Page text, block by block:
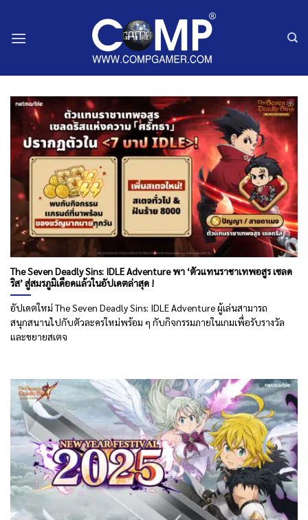
The Seven Deadly Sins: IDLE Adventure พา ‘ตัวแทนราชาเทพอสูร เซลด
ริส’ สู่สมรภูมิเดือดแล้วในอัปเดตล่าสุด !
อัปเดตใหม่ The Seven Deadly Sins: IDLE Adventure ผู้เล่นสามารถ
สนุกสนานไปกับตัวละครใหม่พร้อม ๆ กับกิจกรรมภายในเกมเพื่อรับรางวัล
และขยายสเตจ